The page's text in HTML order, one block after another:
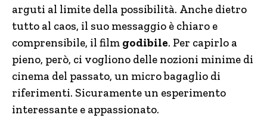
arguti al limite della possibilità. Anche dietro
tutto al caos, il suo messaggio è chiaro e
comprensibile, il film godibile. Per capirlo a
pieno, però, ci vogliono delle nozioni minime di
cinema del passato, un micro bagaglio di
riferimenti. Sicuramente un esperimento
interessante e appassionato.